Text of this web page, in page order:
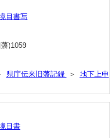
目書写
)1059
県庁伝来旧藩記録 ＞ 地下上申
目書